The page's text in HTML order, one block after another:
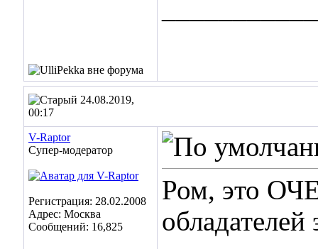
24.08.2019,
00:17
V-Raptor
Супер-модератор
Регистрация: 28.02.2008
Адрес: Москва
Сообщений: 16,825
Ром, это
обладателей